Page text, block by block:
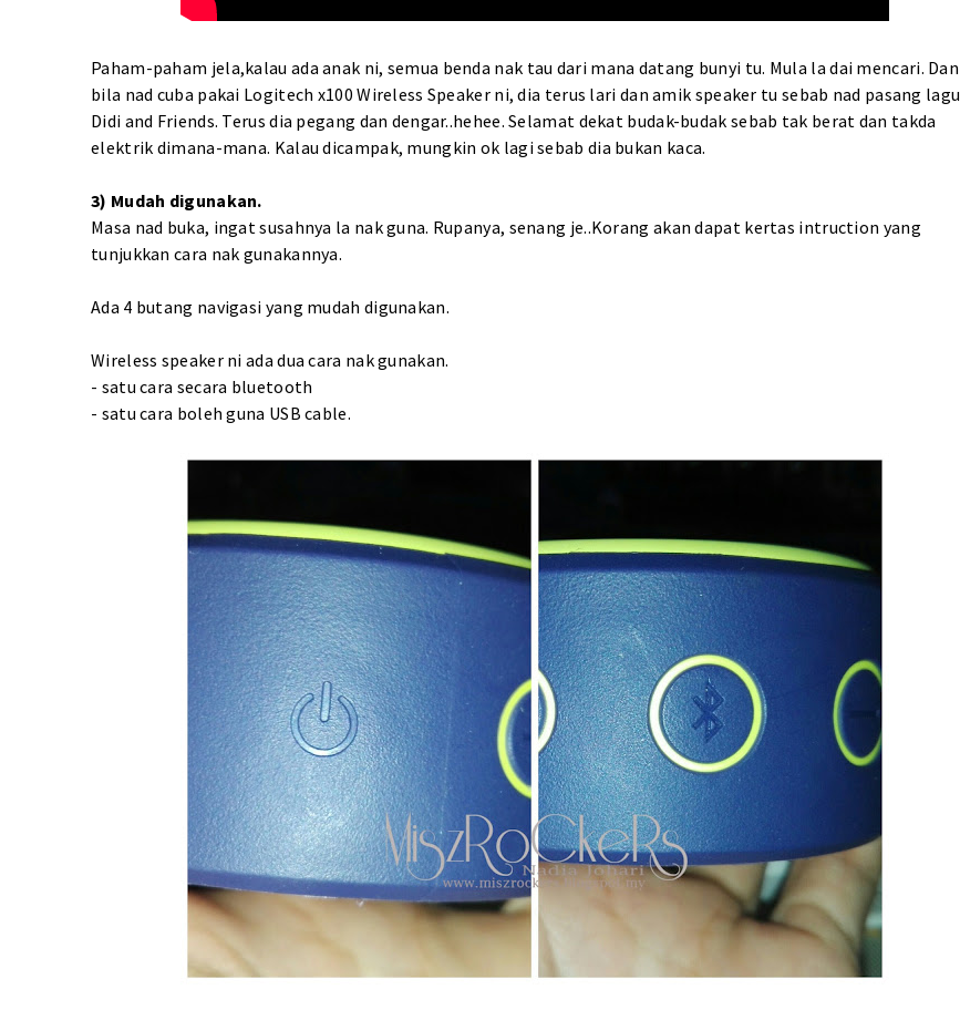
Paham-paham jela,kalau ada anak ni, semua benda nak tau dari mana datang bunyi tu. Mula la dai mencari. Dan
bila nad cuba pakai Logitech x100 Wireless Speaker ni, dia terus lari dan amik speaker tu sebab nad pasang lagu
Didi and Friends. Terus dia pegang dan dengar..hehee. Selamat dekat budak-budak sebab tak berat dan takda
elektrik dimana-mana. Kalau dicampak, mungkin ok lagi sebab dia bukan kaca.
3) Mudah digunakan.
Masa nad buka, ingat susahnya la nak guna. Rupanya, senang je..Korang akan dapat kertas intruction yang
tunjukkan cara nak gunakannya.
Ada 4 butang navigasi yang mudah digunakan.
Wireless speaker ni ada dua cara nak gunakan.
- satu cara secara bluetooth
- satu cara boleh guna USB cable.